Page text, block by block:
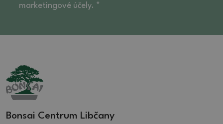
marketingové účely. *
Bonsai Centrum Libčany